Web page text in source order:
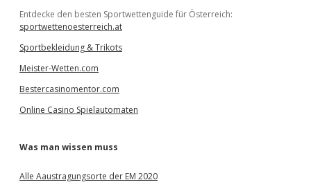
Entdecke den besten Sportwettenguide für Österreich:
sportwettenoesterreich.at
Sportbekleidung & Trikots
Meister-Wetten.com
Bestercasinomentor.com
Online Casino Spielautomaten
Was man wissen muss
Alle Aaustragungsorte der EM 2020